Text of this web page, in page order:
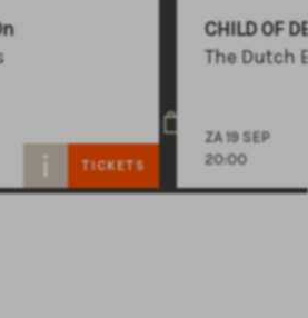
TICKETS
CHILD OF
The Dutch
ZA 19 SEP
20:00